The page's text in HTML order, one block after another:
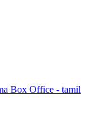
Box Office - tamil